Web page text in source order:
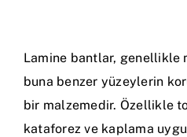
Lamine bantlar, genellikle
buna benzer yüzeylerin
bir malzemedir. Özellikle
kataforez ve kaplama